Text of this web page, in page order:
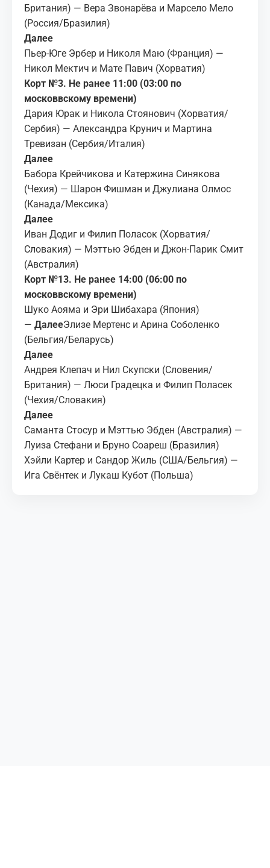
Британия) — Вера Звонарёва и Марсело Мело
(Россия/Бразилия)
Далее
Пьер-Юге Эрбер и Николя Маю (Франция) —
Никол Мектич и Мате Павич (Хорватия)
Корт №3. Не ранее 11:00 (03:00 по
московвскому времени)
Дария Юрак и Никола Стоянович (Хорватия/
Сербия) — Александра Крунич и Мартина
Тревизан (Сербия/Италия)
Далее
Бабора Крейчикова и Катержина Синякова
(Чехия) — Шарон Фишман и Джулиана Олмос
(Канада/Мексика)
Далее
Иван Додиг и Филип Поласок (Хорватия/
Словакия) — Мэттью Эбден и Джон-Парик Смит
(Австралия)
Корт №13. Не ранее 14:00 (06:00 по
московвскому времени)
Шуко Аояма и Эри Шибахара (Япония)
— ДалееЭлизе Мертенс и Арина Соболенко
(Бельгия/Беларусь)
Далее
Андрея Клепач и Нил Скупски (Словения/
Британия) — Люси Градецка и Филип Поласек
(Чехия/Словакия)
Далее
Саманта Стосур и Мэттью Эбден (Австралия) —
Луиза Стефани и Бруно Соареш (Бразилия)
Хэйли Картер и Сандор Жиль (США/Бельгия) —
Ига Свёнтек и Лукаш Кубот (Польша)